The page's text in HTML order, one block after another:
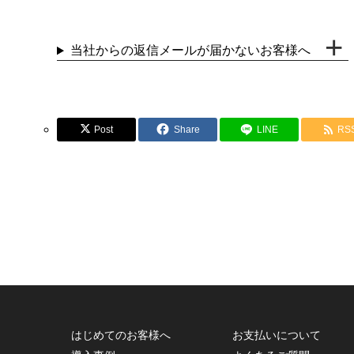
当社からの返信メールが届かないお客様へ
Post Share LINE
はじめてのお客様へ
お支払いについて